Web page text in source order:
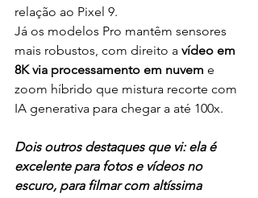
relação ao Pixel 9.
Já os modelos Pro mantêm sensores
mais robustos, com direito a vídeo em
8K via processamento em nuvem e
zoom híbrido que mistura recorte com
IA generativa para chegar a até 100x.
Dois outros destaques que vi: ela é
excelente para fotos e vídeos no
escuro, para filmar com altíssima